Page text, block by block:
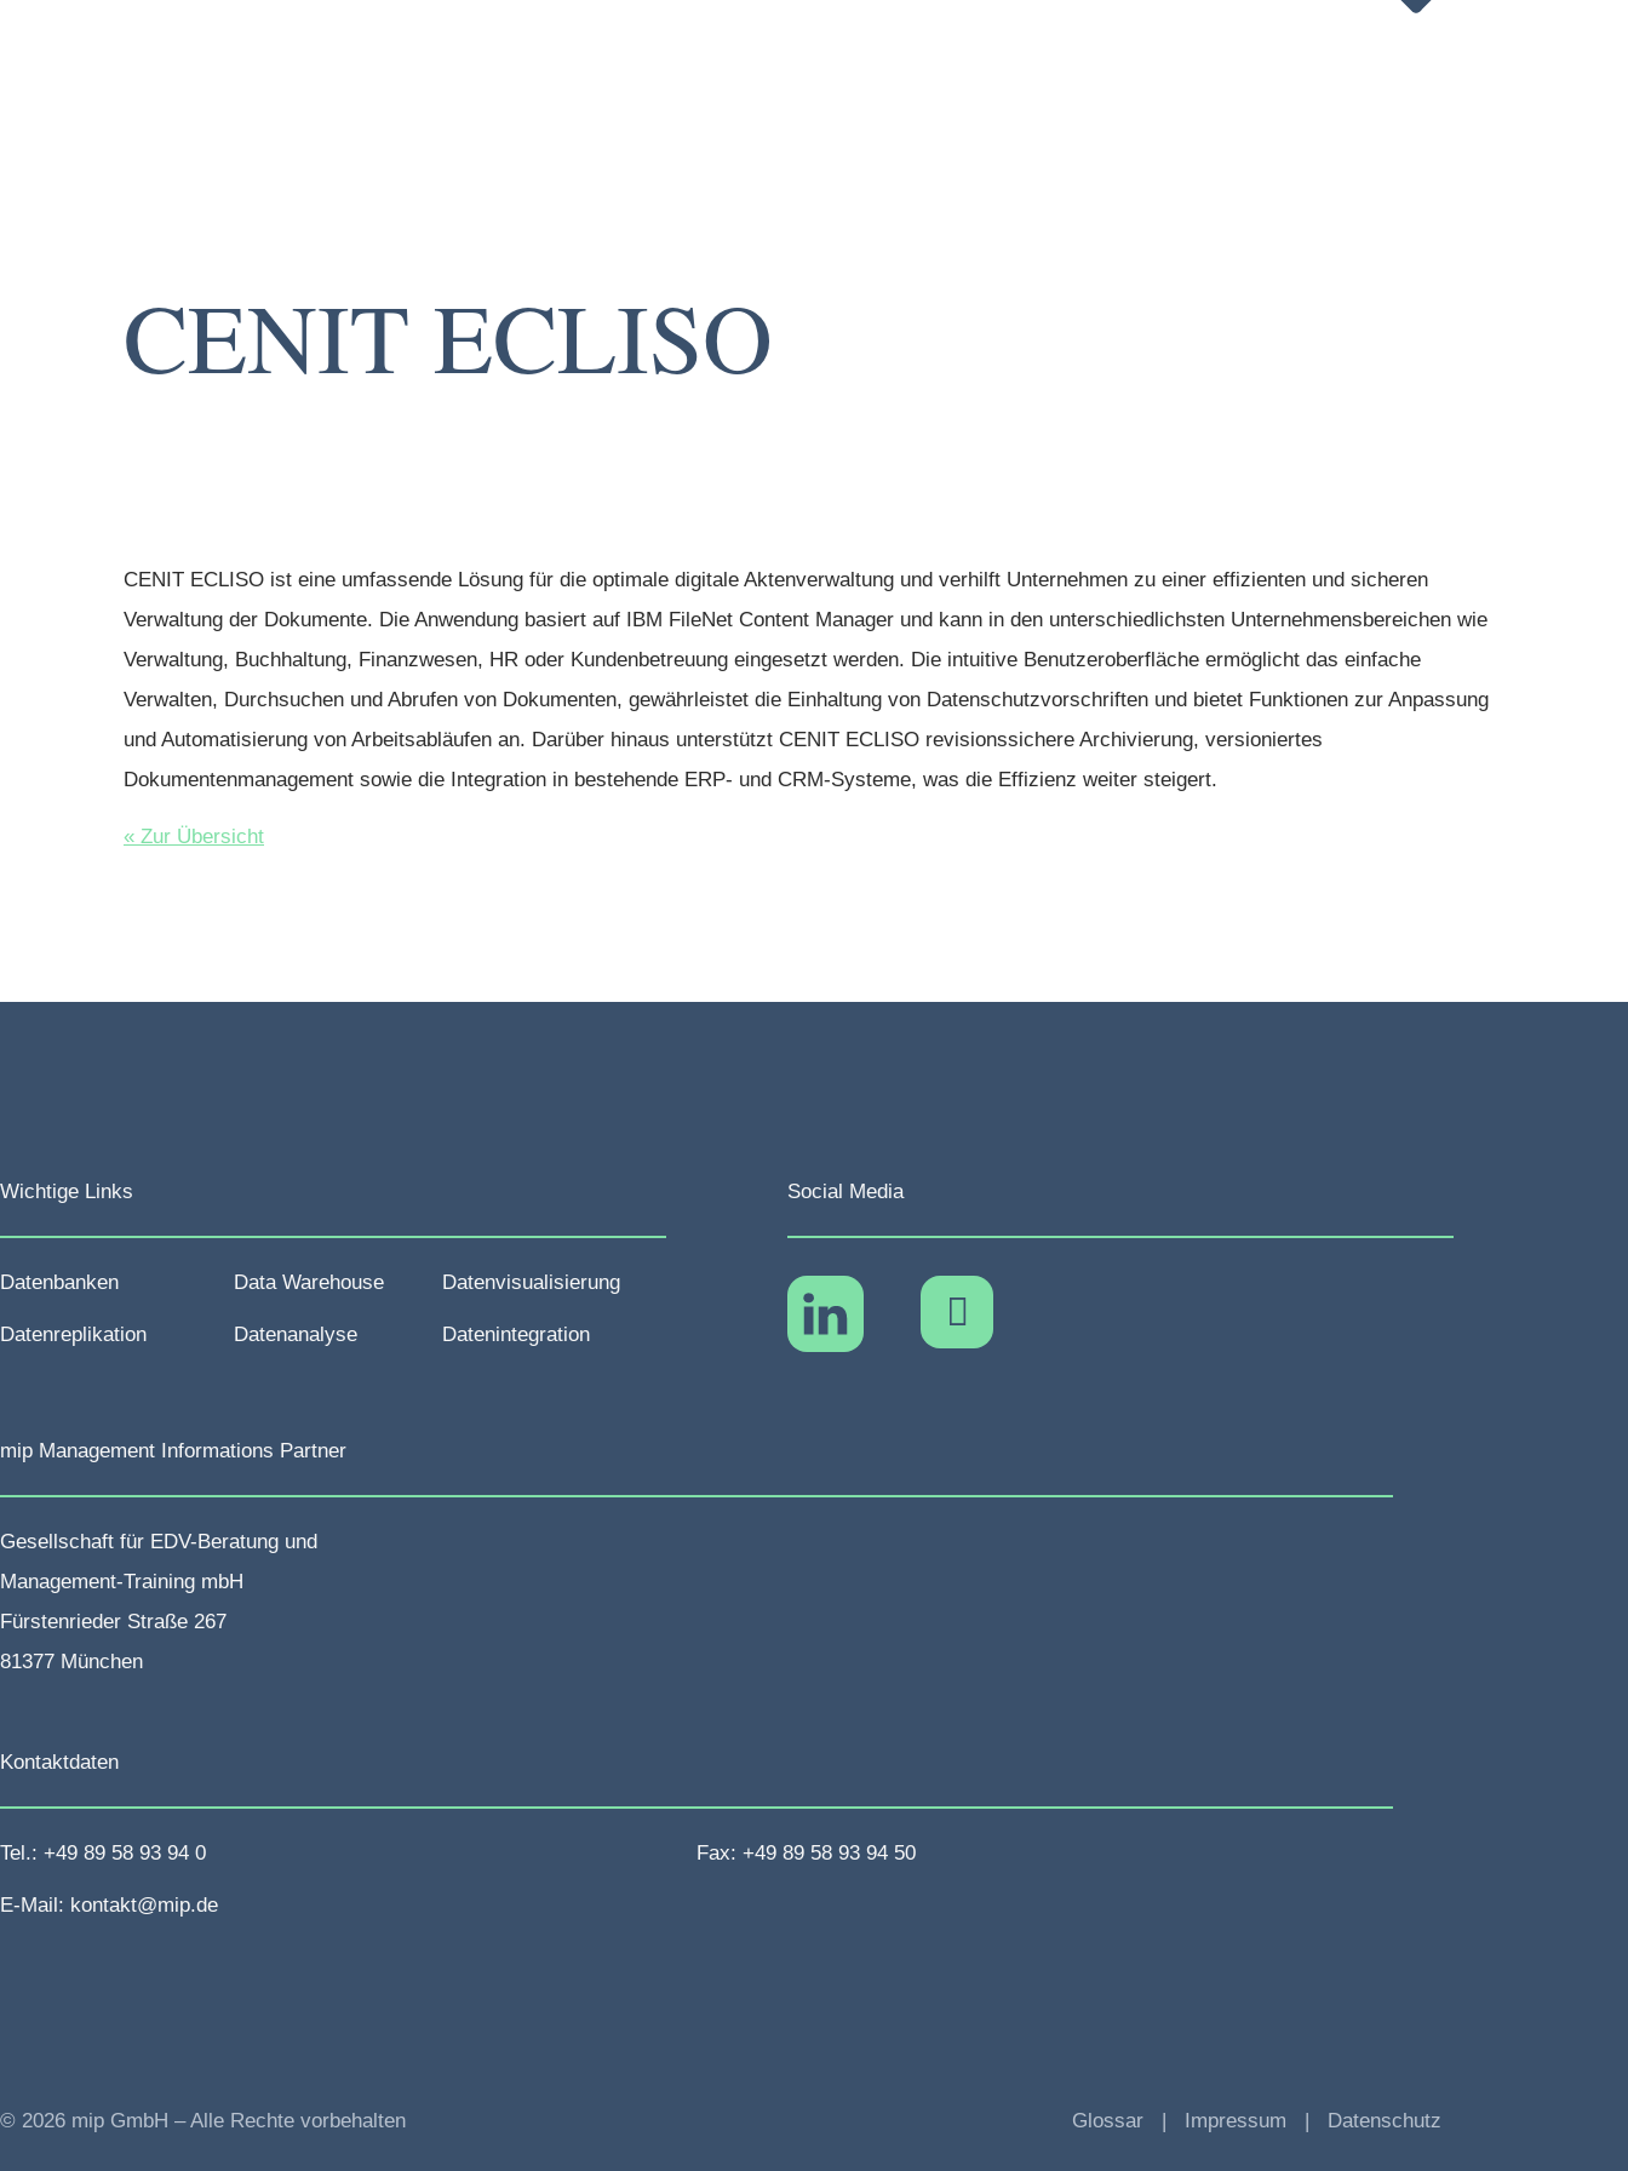
CENIT ECLISO
CENIT ECLISO ist eine umfassende Lösung für die optimale digitale Aktenverwaltung und verhilft Unternehmen zu einer effizienten und sicheren
Verwaltung der Dokumente. Die Anwendung basiert auf IBM FileNet Content Manager und kann in den unterschiedlichsten Unternehmensbereichen wie
Verwaltung, Buchhaltung, Finanzwesen, HR oder Kundenbetreuung eingesetzt werden. Die intuitive Benutzeroberfläche ermöglicht das einfache
Verwalten, Durchsuchen und Abrufen von Dokumenten, gewährleistet die Einhaltung von Datenschutzvorschriften und bietet Funktionen zur Anpassung
und Automatisierung von Arbeitsabläufen an. Darüber hinaus unterstützt CENIT ECLISO revisionssichere Archivierung, versioniertes
Dokumentenmanagement sowie die Integration in bestehende ERP- und CRM-Systeme, was die Effizienz weiter steigert.
« Zur Übersicht
Wichtige Links
Datenbanken
Datenreplikation
Data Warehouse
Datenanalyse
Datenvisualisierung
Datenintegration
Social Media
mip Management Informations Partner
Gesellschaft für EDV-Beratung und
Management-Training mbH
Fürstenrieder Straße 267
81377 München
Kontaktdaten
Tel.: +49 89 58 93 94 0
E-Mail: kontakt@mip.de
Fax: +49 89 58 93 94 50
© 2026 mip GmbH – Alle Rechte vorbehalten Glossar Impressum Datenschutz